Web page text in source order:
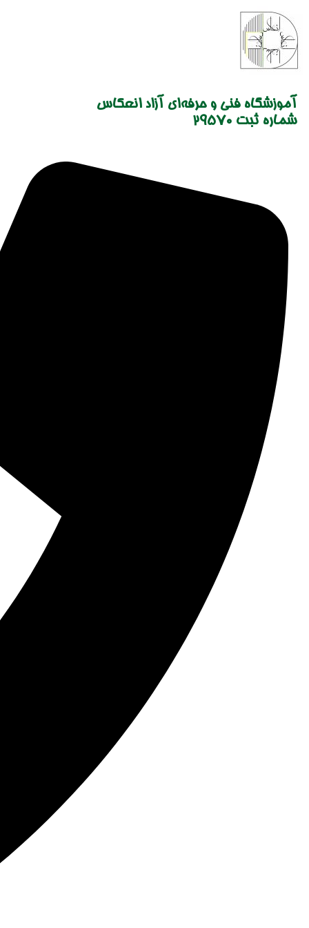
content
آموزشگاه فنی و حرفه‌ای آزاد انعکاس
شماره ثبت 29570